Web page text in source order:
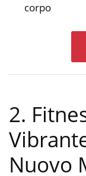
corpo
2.
Nuovo